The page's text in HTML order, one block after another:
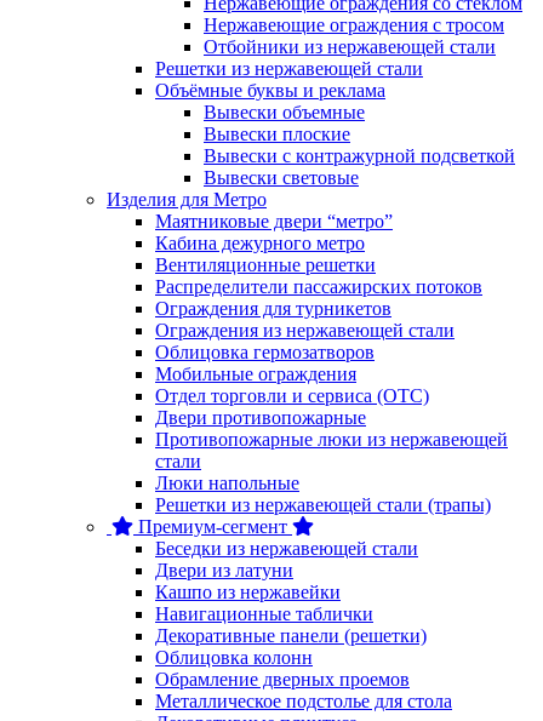
Нержавеющие ограждения с тросом
Отбойники из нержавеющей стали
Решетки из нержавеющей стали
Объёмные буквы и реклама
Вывески объемные
Вывески плоские
Вывески с контражурной подсветкой
Вывески световые
Изделия для Метро
Маятниковые двери “метро”
Кабина дежурного метро
Вентиляционные решетки
Распределители пассажирских потоков
Ограждения для турникетов
Ограждения из нержавеющей стали
Облицовка гермозатворов
Мобильные ограждения
Отдел торговли и сервиса (ОТС)
Двери противопожарные
Противопожарные люки из нержавеющей
стали
Люки напольные
Решетки из нержавеющей стали (трапы)
Премиум-сегмент
Беседки из нержавеющей стали
Двери из латуни
Кашпо из нержавейки
Навигационные таблички
Декоративные панели (решетки)
Облицовка колонн
Обрамление дверных проемов
Металлическое подстолье для стола